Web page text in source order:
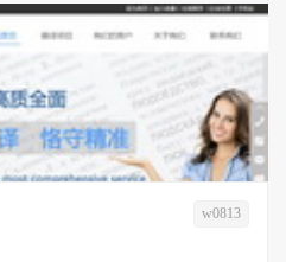
w0813